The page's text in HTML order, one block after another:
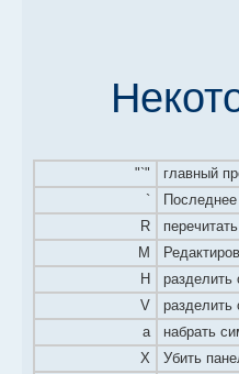
"`"
главный
`
Последнее
R
M
H
разделить
V
разделить
a
набрать
X
Убить